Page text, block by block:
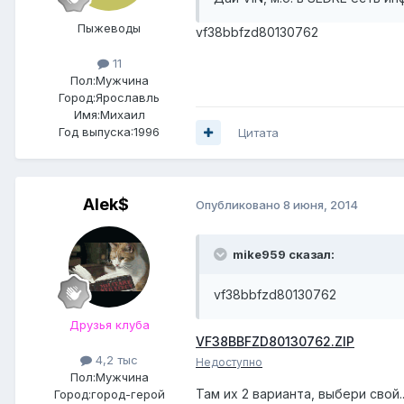
Пыжеводы
11
Пол:Мужчина
Город:Ярославль
Имя:Михаил
Год выпуска:1996
vf38bbfzd80130762
Цитата
Alek$
Друзья клуба
4,2 тыс
Пол:Мужчина
Город:город-герой
Опубликовано 8 июня, 2014
mike959 сказал:
vf38bbfzd80130762
VF38BBFZD80130762.ZIP
Недоступно
Там их 2 варианта, выбери